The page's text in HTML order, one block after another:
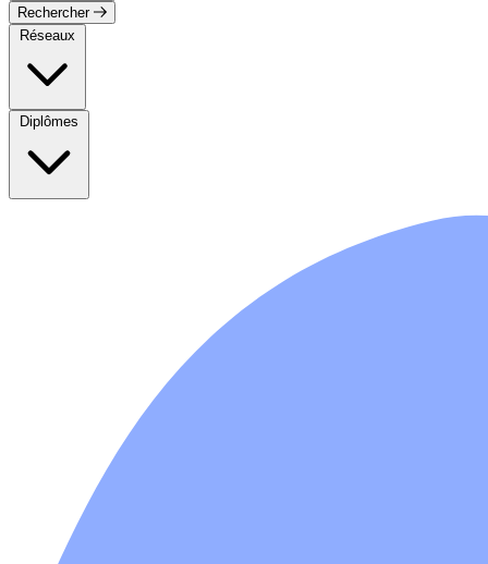
Rechercher
Réseaux
Diplômes